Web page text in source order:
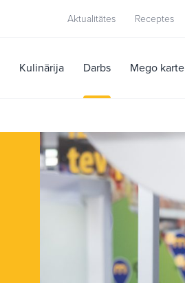
Aktualitātes Receptes
Kulinārija Darbs Mego karte